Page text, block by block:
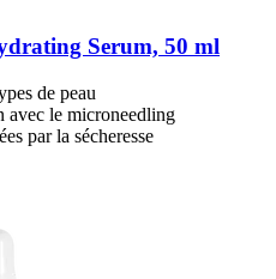
Serum, 50 ml
de peau
avec le microneedling
par la sécheresse